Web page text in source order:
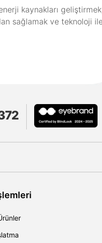
kaynakları
sağlamak ve